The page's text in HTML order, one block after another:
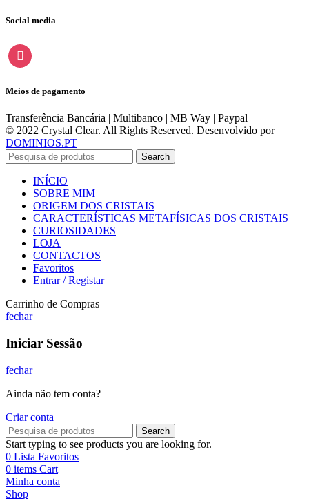
Social media
instagram
Meios de pagamento
Transferência Bancária | Multibanco | MB Way | Paypal
© 2022 Crystal Clear. All Rights Reserved. Desenvolvido por
DOMINIOS.PT
Search
INÍCIO
SOBRE MIM
ORIGEM DOS CRISTAIS
CARACTERÍSTICAS METAFÍSICAS DOS CRISTAIS
CURIOSIDADES
LOJA
CONTACTOS
Favoritos
Entrar / Registar
Carrinho de Compras
fechar
Iniciar Sessão
fechar
Ainda não tem conta?
Criar conta
Search
Start typing to see products you are looking for.
0 Lista Favoritos
0 items Cart
Minha conta
Shop